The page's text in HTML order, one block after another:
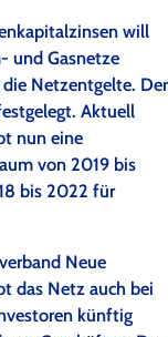
will
und Gasnetze
die Netzentgelte. Der
Aktuell
nun eine
von 2019 bis
bis 2022 für
Neue
das Netz auch bei
künftig